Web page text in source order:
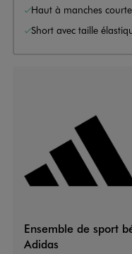
Haut à manches
Short avec taille
Ensemble de sport
Adidas